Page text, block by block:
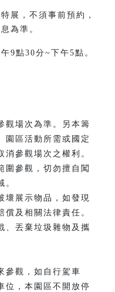
展，不須事前預約，
為準。
9點30分~下午5點。​
觀場次為準。另本籌
園區活動所需或國定
消參觀場次之權利。
圍參觀，切勿擅自闖
。
壞展示物品，如發現
償及相關法律責任。
、丟棄垃圾雜物及攜
參觀，如自行駕車
位，本園區不開放停